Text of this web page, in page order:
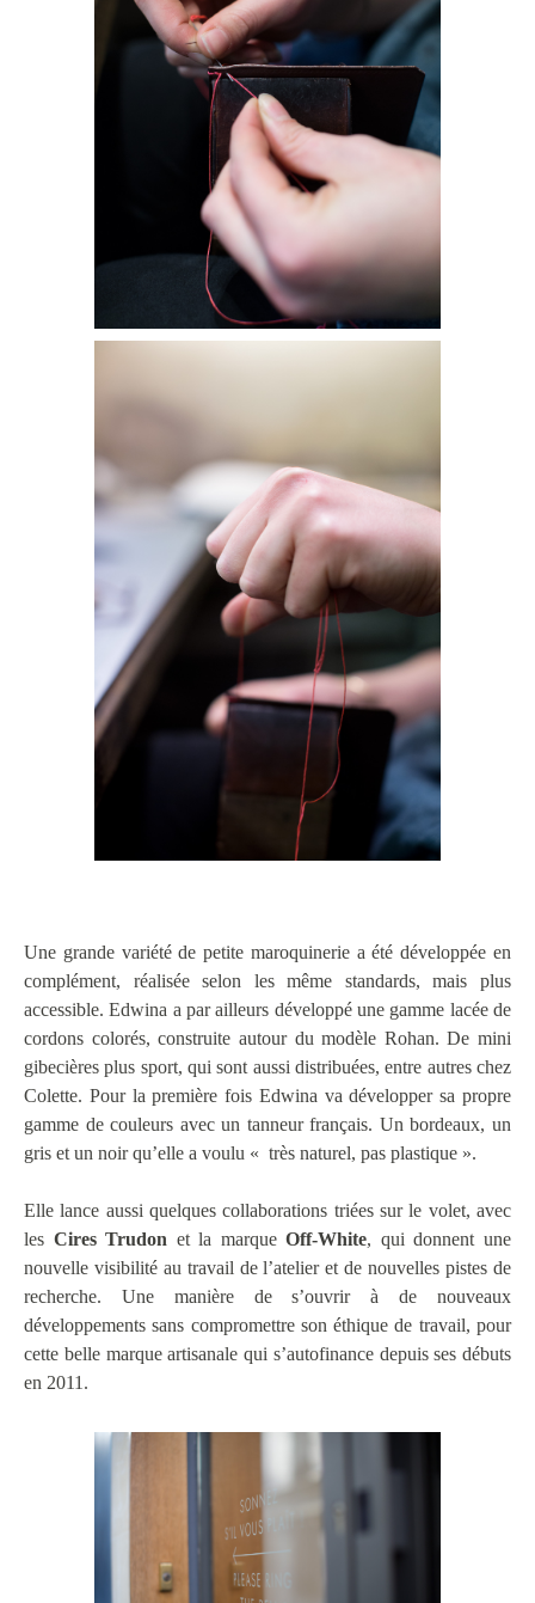
Une grande variété de petite maroquinerie a été développée en
complément, réalisée selon les même standards, mais plus
accessible. Edwina a par ailleurs développé une gamme lacée de
cordons colorés, construite autour du modèle Rohan. De mini
gibecières plus sport, qui sont aussi distribuées, entre autres chez
Colette. Pour la première fois Edwina va développer sa propre
gamme de couleurs avec un tanneur français. Un bordeaux, un
gris et un noir qu’elle a voulu « très naturel, pas plastique ».
Elle lance aussi quelques collaborations triées sur le volet, avec
les Cires Trudon et la marqueOff-White, qui donnent une
nouvelle visibilité au travail de l’atelier et de nouvelles pistes de
recherche. Une manière de s’ouvrir à de nouveaux
développements sans compromettre son éthique de travail, pour
cette belle marque artisanale qui s’autofinance depuis ses débuts
en 2011.